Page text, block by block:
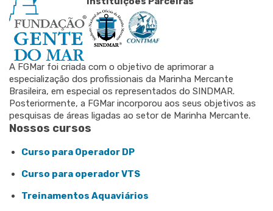
A FGMar foi criada com o objetivo de aprimorar a
especialização dos profissionais da Marinha Mercante
Brasileira, em especial os representados do SINDMAR.
Posteriormente, a FGMar incorporou aos seus objetivos as
pesquisas de áreas ligadas ao setor de Marinha Mercante.
Nossos cursos
Curso para Operador DP
Curso para operador VTS
Treinamentos Aquaviários